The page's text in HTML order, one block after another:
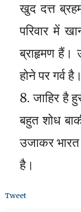
खुद दत्त
परिवार में
ब्राहृमण हैं।
होने पर गर्व है।
जाहिर है
बहुत शोध
उजाकर
है।
Tweet